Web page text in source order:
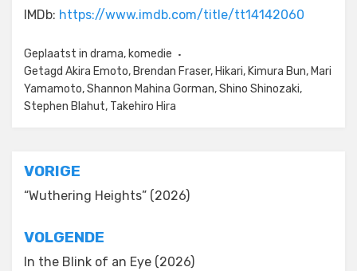
IMDb: https://www.imdb.com/title/tt14142060
Geplaatst in drama, komedie
Getagd Akira Emoto, Brendan Fraser, Hikari, Kimura Bun, Mari
Yamamoto,Shannon Mahina Gorman,Shino Shinozaki,
Stephen Blahut, Takehiro Hira
Bericht
navigatie
VORIGE
“Wuthering Heights” (2026)
VOLGENDE
In the Blink of an Eye (2026)